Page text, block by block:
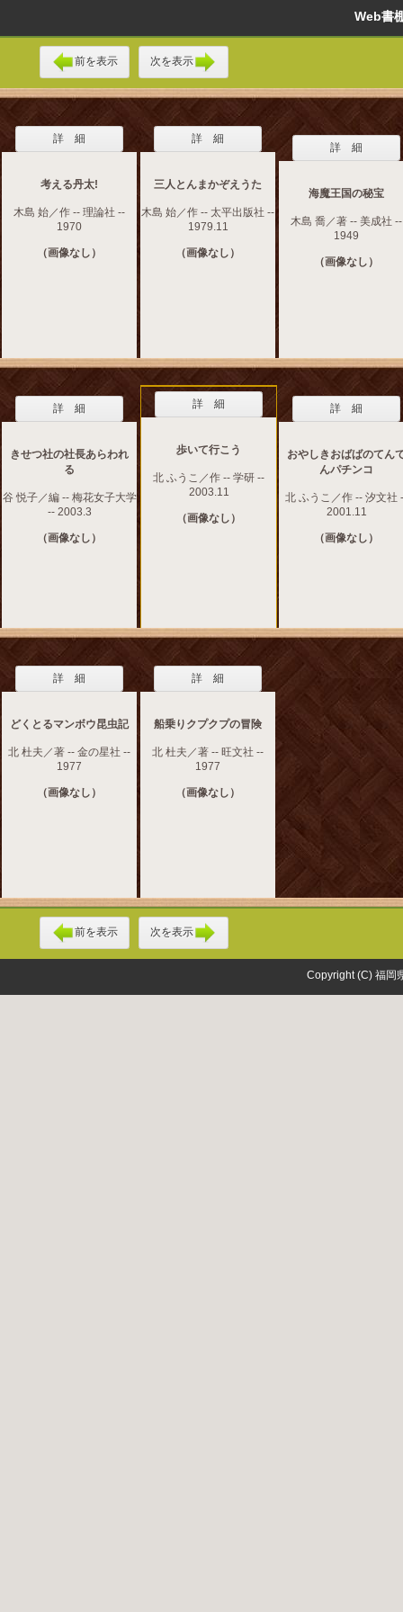
Web
前を表示 次を表示
詳 細
考える丹太!
木島 始／作 -- 理論社 --
1970
（画像なし）
詳 細
三人とんまかぞえうた
木島 始／作 -- 太平出版社 --
1979.11
（画像なし）
詳 細
海魔王国の秘宝
木島 喬／著 -- 美成社 --
1949
（画像なし）
詳 細
きせつ社の社長あらわれ
る
谷 悦子／編 -- 梅花女子大学
-- 2003.3
（画像なし）
詳 細
歩いて行こう
北 ふうこ／作 -- 学研 --
2003.11
（画像なし）
詳 細
おやしきおばばのてん
んパチンコ
北 ふうこ／作 -- 汐文社
2001.11
（画像なし）
詳 細
どくとるマンボウ昆虫記
北 杜夫／著 -- 金の星社 --
1977
（画像なし）
詳 細
船乗りクプクプの冒険
北 杜夫／著 -- 旺文社 --
1977
（画像なし）
前を表示 次を表示
Copyright (C) 福岡